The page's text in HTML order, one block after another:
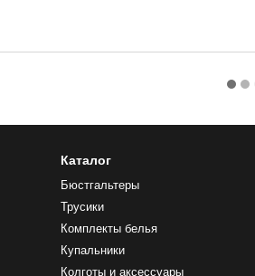
Каталог
Бюстгальтеры
Трусики
Комплекты белья
Купальники
Колготы и аксессуары